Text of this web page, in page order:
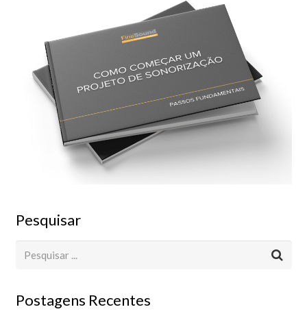
Pesquisar
Postagens Recentes